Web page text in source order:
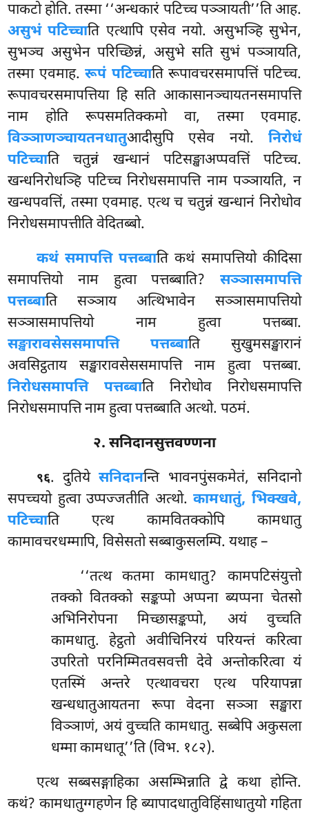
पाकटो होति. तस्मा ‘‘अन्धकारं पटिच्च पञ्ञायती’’ति आह.
असुभं पटिच्चाति एत्थापि एसेव नयो. असुभञ्हि सुभेन,
सुभञ्च असुभेन परिच्छिन्नं, असुभे सति सुभं पञ्ञायति,
तस्मा एवमाह.रूपं पटिच्चाति रूपावचरसमापत्तिं पटिच्च.
रूपावचरसमापत्तिया हि सति आकासानञ्चायतनसमापत्ति
नामहोति रूपसमतिक्कमो वा, तस्मा एवमाह.
विञ्ञाणञ्चायतनधातुआदीसुपि एसेव नयो. निरोधं
पटिच्चाति चतुन्नं खन्धानं पटिसङ्खाअप्पवत्तिं पटिच्च.
खन्धनिरोधञ्हि पटिच्च निरोधसमापत्ति नाम पञ्ञायति, न
खन्धपवत्तिं, तस्मा एवमाह. एत्थ च चतुन्नं खन्धानं निरोधोव
निरोधसमापत्तीति वेदितब्बो.
कथं समापत्ति पत्तब्बाति कथं समापत्तियो कीदिसा
समापत्तियो नाम हुत्वा पत्तब्बाति? सञ्ञासमापत्ति
पत्तब्बाति सञ्ञाय अत्थिभावेन सञ्ञासमापत्तियो
सञ्ञासमापत्तियो नाम हुत्वा पत्तब्बा.
सङ्खारावसेससमापत्ति पत्तब्बाति सुखुमसङ्खारानं
अवसिट्ठताय सङ्खारावसेससमापत्ति नाम हुत्वा पत्तब्बा.
निरोधसमापत्ति पत्तब्बाति निरोधोव निरोधसमापत्ति
निरोधसमापत्ति नाम हुत्वा पत्तब्बाति अत्थो. पठमं.
२. सनिदानसुत्तवण्णना
९६. दुतियेसनिदानन्ति भावनपुंसकमेतं, सनिदानो
सपच्चयो हुत्वा उप्पज्जतीति अत्थो.कामधातुं, भिक्खवे,
पटिच्चाति एत्थ कामवितक्कोपि कामधातु
कामावचरधम्मापि, विसेसतो सब्बाकुसलम्पि. यथाह –
‘‘तत्थ कतमा कामधातु? कामपटिसंयुत्तो
तक्को वितक्को सङ्कप्पो अप्पना ब्यप्पना चेतसो
अभिनिरोपना मिच्छासङ्कप्पो, अयं वुच्चति
कामधातु. हेट्ठतो अवीचिनिरयं परियन्तं करित्वा
उपरितो परनिम्मितवसवत्ती देवे अन्तोकरित्वा यं
एतस्मिं अन्तरे एत्थावचरा एत्थ परियापन्ना
खन्धधातुआयतना रूपा वेदना सञ्ञा सङ्खारा
विञ्ञाणं, अयं वुच्चति कामधातु. सब्बेपि अकुसला
धम्मा कामधातू’’ति (विभ. १८२).
एत्थ सब्बसङ्गाहिका असम्भिन्नाति द्वे कथा होन्ति.
कथं? कामधातुग्गहणेन हि ब्यापादधातुविहिंसाधातुयो गहिता